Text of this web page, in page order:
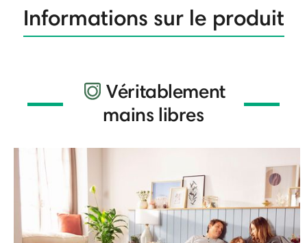
Informations sur le produit
Véritablement
mains libres